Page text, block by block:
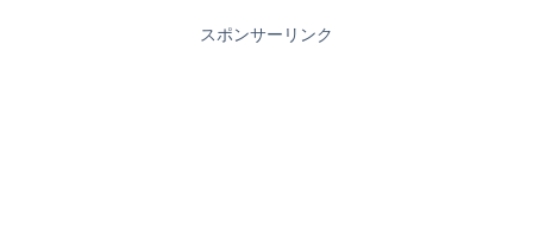
スポンサーリンク